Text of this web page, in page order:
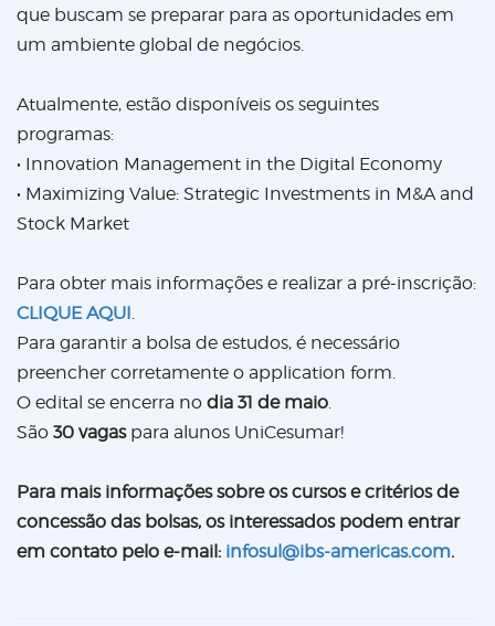
que buscam se preparar para as oportunidades em
um ambiente global de negócios.
Atualmente, estão disponíveis os seguintes
programas:
• Innovation Management in the Digital Economy
• Maximizing Value: Strategic Investments in M&A and
Stock Market
Para obter mais informações e realizar a pré-inscrição:
CLIQUE AQUI.
Para garantir a bolsa de estudos, é necessário
preencher corretamente o application form.
O edital se encerra no dia 31 de maio.
São 30 vagaspara alunos UniCesumar!
Para mais informações sobre os cursos e critérios de
concessão das bolsas, os interessados podem entrar
em contato pelo e-mail: infosul@ibs-americas.com.